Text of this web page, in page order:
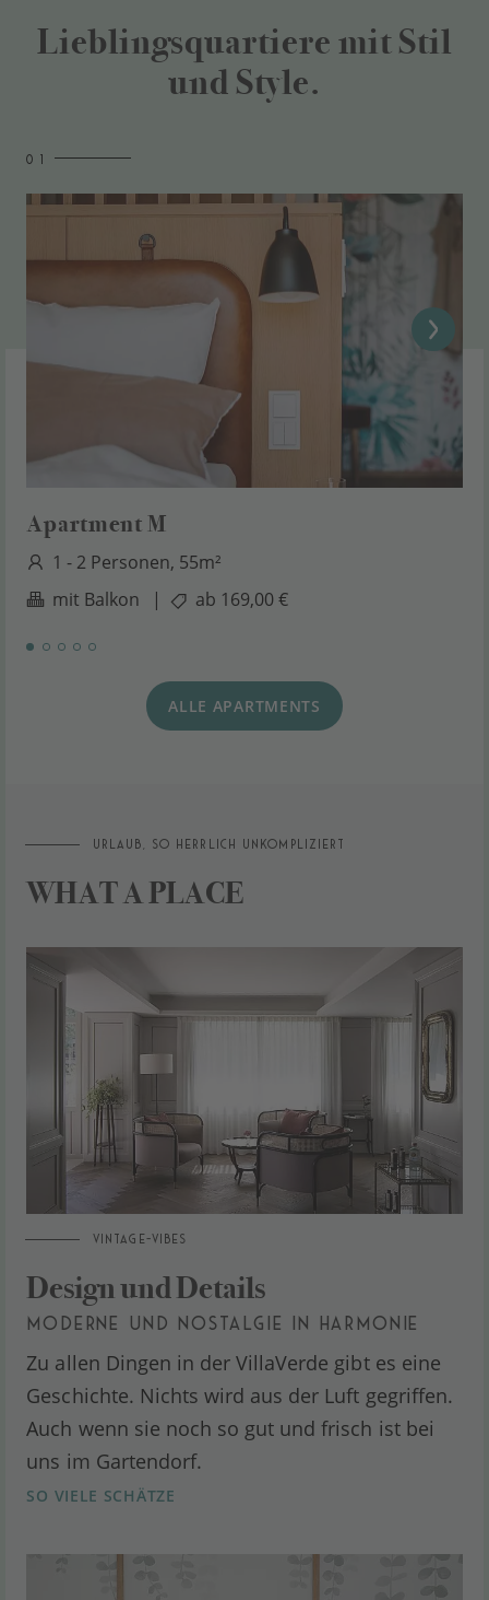
Lieblingsquartiere mit Stil
und Style.
0 1
Apartment M
1 - 2 Personen, 55m²
mit Balkon
| ab 169,00 €
ALLE APARTMENTS
Urlaub, so herrlich unkompliziert
WHAT A PLACE
VINTAGE-VIBES
Design und Details
MODERNE UND NOSTALGIE IN HARMONIE
Zu allen Dingen in der VillaVerde gibt es eine
Geschichte. Nichts wird aus der Luft gegriffen.
Auch wenn sie noch so gut und frisch ist bei
uns im Gartendorf.
SO VIELE SCHÄTZE